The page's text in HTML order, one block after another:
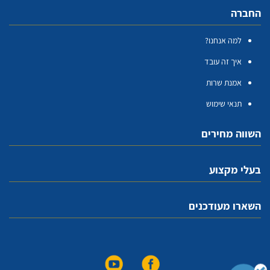
החברה
למה אנחנו?
איך זה עובד
אמנת שרות
תנאי שימוש
השווה מחירים
בעלי מקצוע
השארו מעודכנים